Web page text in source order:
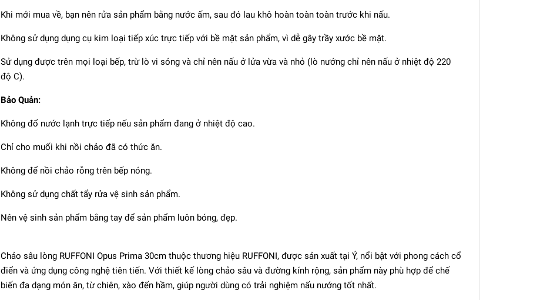
Khi mới mua về, bạn nên rửa sản phẩm bằng nước ấm, sau đó lau khô hoàn toàn toàn trước khi nấu.
Không sử dụng dụng cụ kim loại tiếp xúc trực tiếp với bề mặt sản phẩm, vì dễ gây trầy xước bề mặt.
Sử dụng được trên mọi loại bếp, trừ lò vi sóng và chỉ nên nấu ở lửa vừa và nhỏ (lò nướng chỉ nên nấu ở nhiệt độ 220
độ C).
Bảo Quản:
Không đổ nước lạnh trực tiếp nếu sản phẩm đang ở nhiệt độ cao.
Chỉ cho muối khi nồi chảo đã có thức ăn.
Không để nồi chảo rỗng trên bếp nóng.
Không sử dụng chất tẩy rửa vệ sinh sản phẩm.
Nên vệ sinh sản phẩm bằng tay để sản phẩm luôn bóng, đẹp.
Chảo sâu lòng RUFFONI Opus Prima 30cm thuộc thương hiệu RUFFONI, được sản xuất tại Ý, nổi bật với phong cách cổ
điển và ứng dụng công nghệ tiên tiến. Với thiết kế lòng chảo sâu và đường kính rộng, sản phẩm này phù hợp để chế
biến đa dạng món ăn, từ chiên, xào đến hầm, giúp người dùng có trải nghiệm nấu nướng tốt nhất.
1.668.000₫